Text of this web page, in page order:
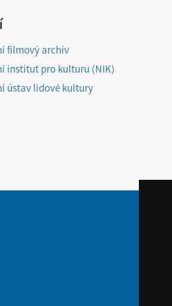
filmový archiv
institut pro kulturu (NIK)
ústav lidové kultury